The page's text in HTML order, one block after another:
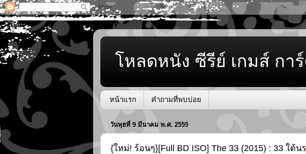
โหลดหนัง ซีรีย์ เกมส์ กา
หน้าแรก คำถามที่พบบ่อย
วันพุธที่ 9 มีนาคม พ.ศ. 2559
{ใหม่! ร้อนๆ}[Full BD ISO] The 33 (2015) : 33 ใต้น